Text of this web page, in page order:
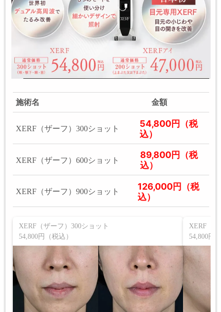
施術名 金額
XERF（ザーフ）300ショット
54,800円（税
込）
XERF（ザーフ）600ショット
89,800円（税
込）
XERF（ザーフ）900ショット
126,000円（税
込）
XERF（ザーフ）300ショット
54,800円（税込）
XERF（
54,800円